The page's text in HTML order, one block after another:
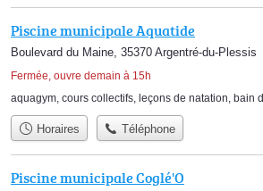
Piscine municipale Aquatide
Boulevard du Maine, 35370 Argentré-du-Plessis
Fermée, ouvre demain à 15h
aquagym, cours collectifs, leçons de natation, bain
Horaires Téléphone
Piscine municipale Coglé'O